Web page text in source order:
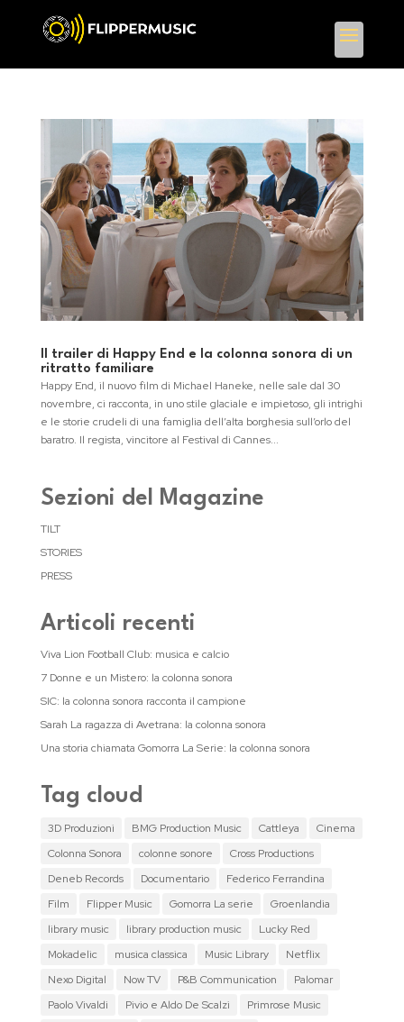
Il trailer di Happy End e la colonna sonora di un
ritratto familiare
Happy End, il nuovo film di Michael Haneke, nelle sale dal 30
novembre, ci racconta, in uno stile glaciale e impietoso, gli intrighi
e le storie crudeli di una famiglia dell’alta borghesia sull’orlo del
baratro. Il regista, vincitore al Festival di Cannes...
Sezioni del Magazine
TILT
STORIES
PRESS
Articoli recenti
Viva Lion Football Club: musica e calcio
7 Donne e un Mistero: la colonna sonora
SIC: la colonna sonora racconta il campione
Sarah La ragazza di Avetrana: la colonna sonora
Una storia chiamata Gomorra La Serie: la colonna sonora
Tag cloud
3D Produzioni BMG Production Music Cattleya
Cinema
Colonna Sonora
colonne sonore
Cross Productions
Deneb Records
Documentario
Federico Ferrandina
Film
Flipper Music Gomorra La serie
Groenlandia
library music
library production music
Lucky Red
Mokadelic
musica classica Music Library
Netflix
Nexo Digital
Now TV P&B Communication
Palomar
Paolo Vivaldi
Pivio e Aldo De Scalzi
Primrose Music